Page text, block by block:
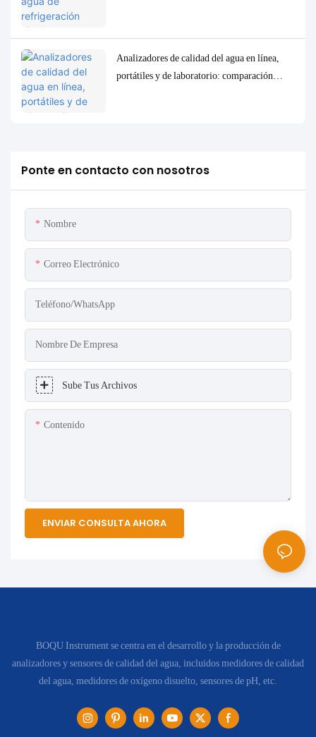
Analizadores de calidad del agua en línea,
portátiles y de laboratorio: comparación
Ponte en contacto con nosotros
Nombre
Correo Electrónico
Teléfono/WhatsApp
Nombre De Empresa
Sube Tus Archivos
Contenido
ENVIAR CONSULTA AHORA
BOQU Instrument se centra en el desarrollo y la producción de
analizadores y sensores de calidad del agua, incluidos medidores de calidad
del agua, medidores de oxígeno disuelto, sensores de pH, etc.